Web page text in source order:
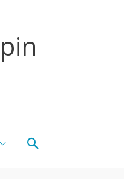
Rechercher